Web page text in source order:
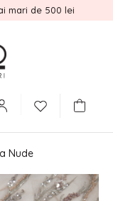
mari de 500 lei
Nude